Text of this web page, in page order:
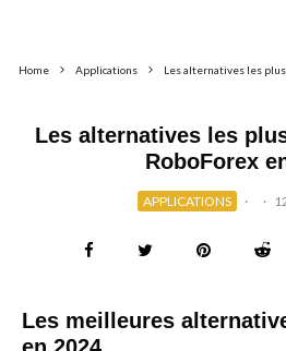
Home Applications Les alternatives les
Les alternatives les
RoboForex
APPLICATIONS · ·
Les meilleures